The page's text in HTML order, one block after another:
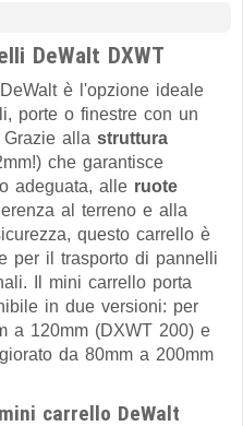
DeWalt DXWT
è l'opzione ideale
porte o finestre con un
alla struttura
che garantisce
adeguata, alle ruote
al terreno e alla
questo carrello è
per il trasporto di pannelli
Il mini carrello porta
in due versioni: per
a 120mm (DXWT 200) e
da 80mm a 200mm
carrello DeWalt